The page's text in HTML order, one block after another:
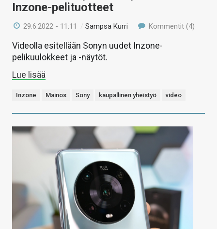
Inzone-pelituotteet
29.6.2022 - 11:11 /Sampsa Kurri Kommentit (4)
Videolla esitellään Sonyn uudet Inzone-
pelikuulokkeet ja -näytöt.
Lue lisää
Inzone Mainos Sony kaupallinen yheistyö video